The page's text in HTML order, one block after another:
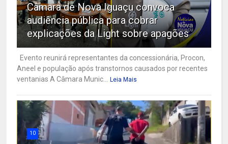
Câmara de Nova Iguaçu convoca
audiência pública para cobrar
explicações da Light sobre apagões
Evento reunirá representantes da concessionária, Procon,
Aneel e população após transtornos causados por recentes
ventanias A Câmara Munic...
Leia Mais
10